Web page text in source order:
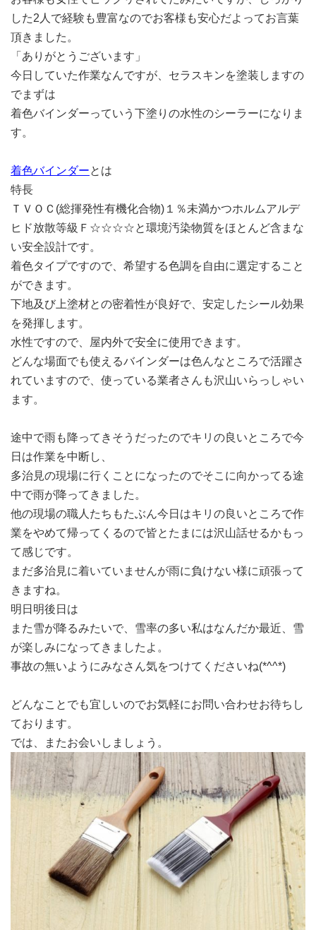
した2人で経験も豊富なのでお客様も安心だよってお言葉
頂きました。
「ありがとうございます」
今日していた作業なんですが、セラスキンを塗装しますの
でまずは
着色バインダーっていう下塗りの水性のシーラーになりま
す。
着色バインダーとは
特長
ＴＶＯＣ(総揮発性有機化合物)１％未満かつホルムアルデ
ヒド放散等級Ｆ☆☆☆☆と環境汚染物質をほとんど含まな
い安全設計です。
着色タイプですので、希望する色調を自由に選定すること
ができます。
下地及び上塗材との密着性が良好で、安定したシール効果
を発揮します。
水性ですので、屋内外で安全に使用できます。
どんな場面でも使えるバインダーは色んなところで活躍さ
れていますので、使っている業者さんも沢山いらっしゃい
ます。
途中で雨も降ってきそうだったのでキリの良いところで今
日は作業を中断し、
多治見の現場に行くことになったのでそこに向かってる途
中で雨が降ってきました。
他の現場の職人たちもたぶん今日はキリの良いところで作
業をやめて帰ってくるので皆とたまには沢山話せるかもっ
て感じです。
まだ多治見に着いていませんが雨に負けない様に頑張って
きますね。
明日明後日は
また雪が降るみたいで、雪率の多い私はなんだか最近、雪
が楽しみになってきましたよ。
事故の無いようにみなさん気をつけてくださいね(*^^*)
どんなことでも宜しいのでお気軽にお問い合わせお待ちし
ております。
では、またお会いしましょう。